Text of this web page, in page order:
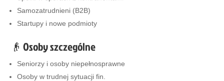
Samozatrudnieni (B2B)
Startupy i nowe podmioty
👴 Osoby szczególne
Seniorzy i osoby niepełnosprawne
Osoby w trudnej sytuacji fin.